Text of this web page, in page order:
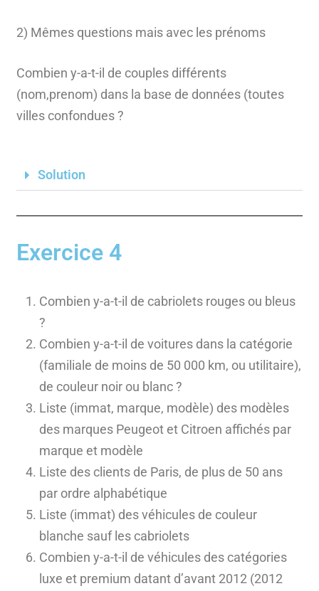
2) Mêmes questions mais avec les prénoms
Combien y-a-t-il de couples différents
(nom,prenom) dans la base de données (toutes
villes confondues ?
Solution
Exercice 4
Combien y-a-t-il de cabriolets rouges ou bleus
?
Combien y-a-t-il de voitures dans la catégorie
(familiale de moins de 50 000 km, ou utilitaire),
de couleur noir ou blanc ?
Liste (immat, marque, modèle) des modèles
des marques Peugeot et Citroen affichés par
marque et modèle
Liste des clients de Paris, de plus de 50 ans
par ordre alphabétique
Liste (immat) des véhicules de couleur
blanche sauf les cabriolets
Combien y-a-t-il de véhicules des catégories
luxe et premium datant d’avant 2012 (2012